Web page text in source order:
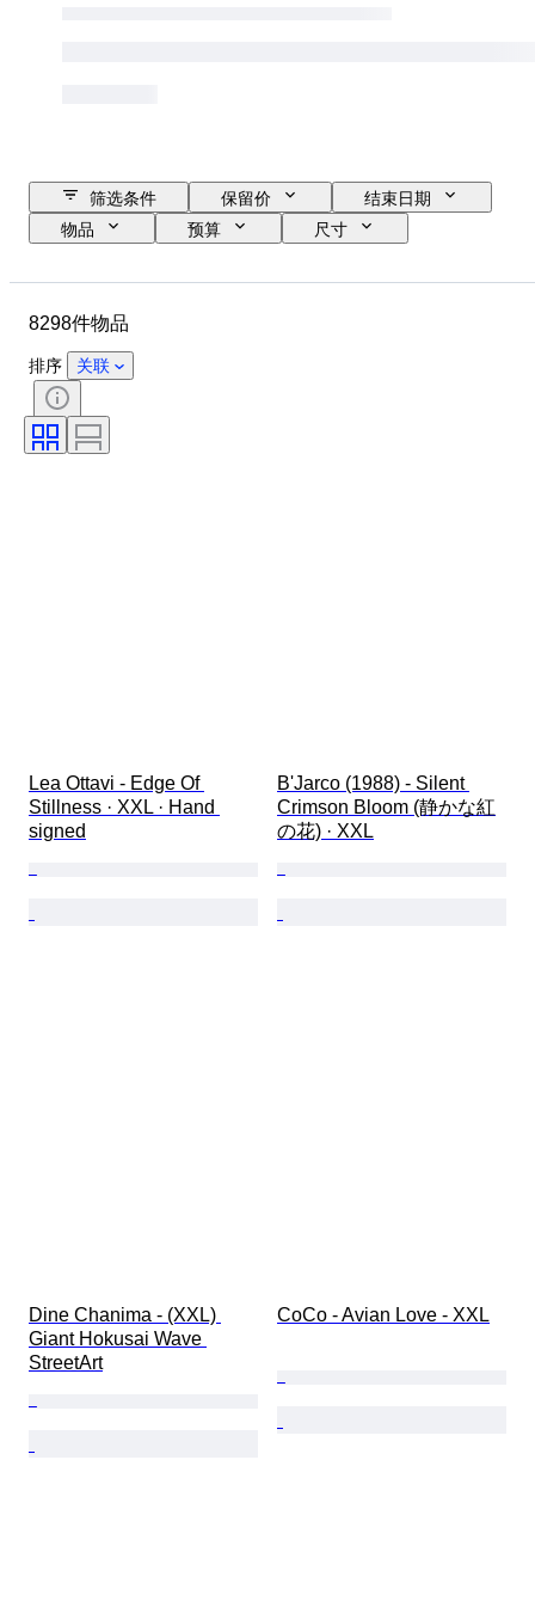
筛选条件 保留价
结束日期
物品
预算
尺寸
签名
版
8298件物品
排序 关联
Lea Ottavi - Edge Of
Stillness · XXL · Hand
signed
B'Jarco (1988) - Silent
Crimson Bloom (静かな紅
の花) · XXL
Dine Chanima - (XXL)
Giant Hokusai Wave
StreetArt
CoCo - Avian Love - XXL